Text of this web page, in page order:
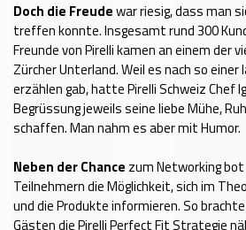
Doch die Freudewar riesig, dass man
treffen konnte. Insgesamt rund 300
Freunde von Pirelli kamen an einem der
Zürcher Unterland. Weil es nach so einer
erzählen gab, hatte Pirelli Schweiz Chef
Begrüssung jeweils seine liebe Mühe,
schaffen. Man nahm es aber mit Humor.
Neben der Chance zum Networking
Teilnehmern die Möglichkeit, sich im
und die Produkte informieren. So brachte
Gästen die Pirelli Perfect Fit Strategie